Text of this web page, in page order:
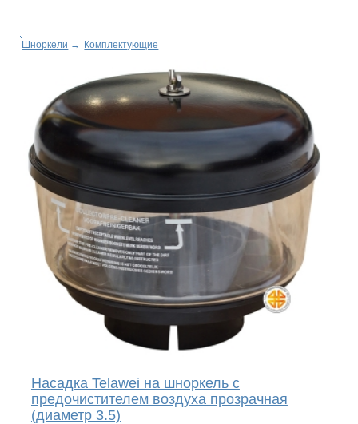
Шноркели → Комплектующие
Насадка Telawei на шноркель с
предочистителем воздуха прозрачная
(диаметр 3.5)